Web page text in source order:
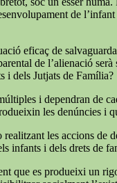
de
eficaç de
de l’alienació
i dels Jutjats de Família?
i dependran
les
les accions
infants i dels drets de
que es produeixi un